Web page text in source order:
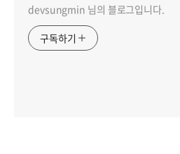
devsungmin 님의 블로그입니다.
구독하기